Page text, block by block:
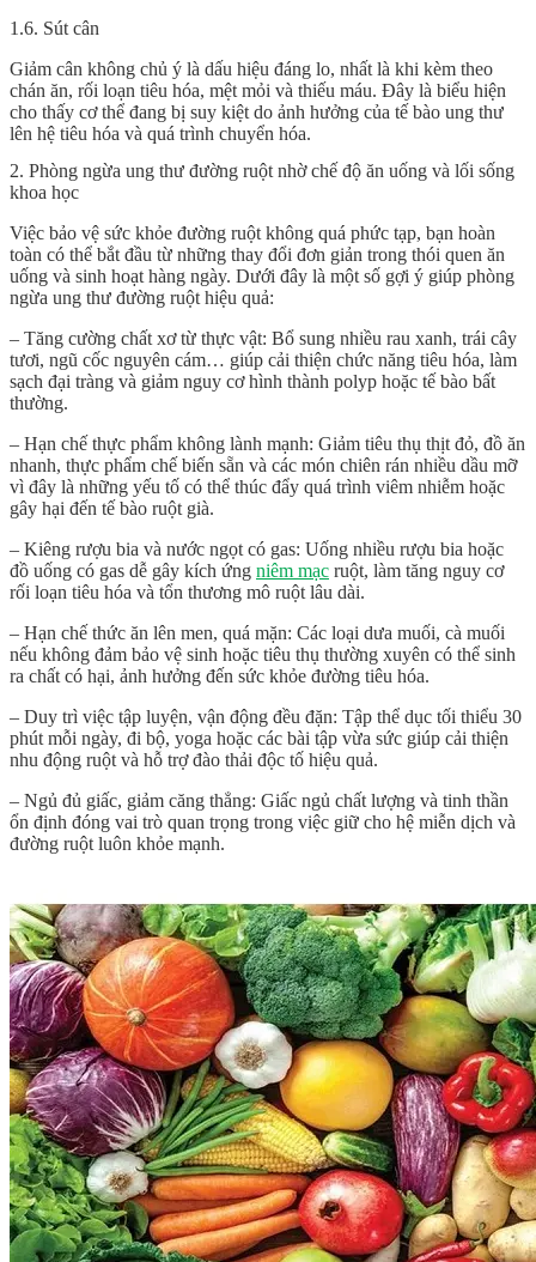
1.6. Sút cân
Giảm cân không chủ ý là dấu hiệu đáng lo, nhất là khi kèm theo
chán ăn, rối loạn tiêu hóa, mệt mỏi và thiếu máu. Đây là biểu hiện
cho thấy cơ thể đang bị suy kiệt do ảnh hưởng của tế bào ung thư
lên hệ tiêu hóa và quá trình chuyển hóa.
2. Phòng ngừa ung thư đường ruột nhờ chế độ ăn uống và lối sống
khoa học
Việc bảo vệ sức khỏe đường ruột không quá phức tạp, bạn hoàn
toàn có thể bắt đầu từ những thay đổi đơn giản trong thói quen ăn
uống và sinh hoạt hàng ngày. Dưới đây là một số gợi ý giúp phòng
ngừa ung thư đường ruột hiệu quả:
– Tăng cường chất xơ từ thực vật: Bổ sung nhiều rau xanh, trái cây
tươi, ngũ cốc nguyên cám… giúp cải thiện chức năng tiêu hóa, làm
sạch đại tràng và giảm nguy cơ hình thành polyp hoặc tế bào bất
thường.
– Hạn chế thực phẩm không lành mạnh: Giảm tiêu thụ thịt đỏ, đồ ăn
nhanh, thực phẩm chế biến sẵn và các món chiên rán nhiều dầu mỡ
vì đây là những yếu tố có thể thúc đẩy quá trình viêm nhiễm hoặc
gây hại đến tế bào ruột già.
– Kiêng rượu bia và nước ngọt có gas: Uống nhiều rượu bia hoặc
đồ uống có gas dễ gây kích ứng niêm mạc ruột, làm tăng nguy cơ
rối loạn tiêu hóa và tổn thương mô ruột lâu dài.
– Hạn chế thức ăn lên men, quá mặn: Các loại dưa muối, cà muối
nếu không đảm bảo vệ sinh hoặc tiêu thụ thường xuyên có thể sinh
ra chất có hại, ảnh hưởng đến sức khỏe đường tiêu hóa.
– Duy trì việc tập luyện, vận động đều đặn: Tập thể dục tối thiểu 30
phút mỗi ngày, đi bộ, yoga hoặc các bài tập vừa sức giúp cải thiện
nhu động ruột và hỗ trợ đào thải độc tố hiệu quả.
– Ngủ đủ giấc, giảm căng thẳng: Giấc ngủ chất lượng và tinh thần
ổn định đóng vai trò quan trọng trong việc giữ cho hệ miễn dịch và
đường ruột luôn khỏe mạnh.